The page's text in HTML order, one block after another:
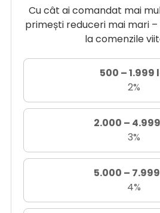
Cu cât ai comandat mai
primești reduceri mai mari
la comenzile
500 – 1.999
2%
2.000 –
3%
5.000 –
4%